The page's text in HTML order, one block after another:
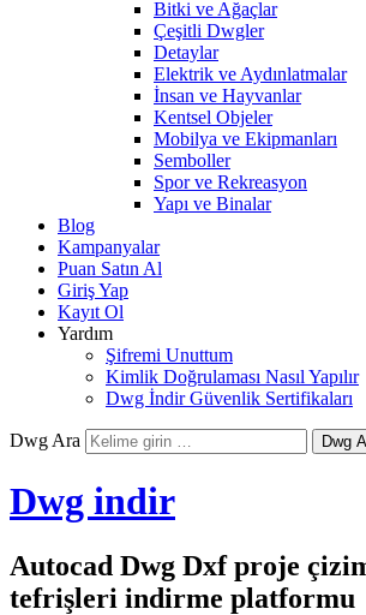
Bitki ve Ağaçlar
Çeşitli Dwgler
Detaylar
Elektrik ve Aydınlatmalar
İnsan ve Hayvanlar
Kentsel Objeler
Mobilya ve Ekipmanları
Semboller
Spor ve Rekreasyon
Yapı ve Binalar
Blog
Kampanyalar
Puan Satın Al
Giriş Yap
Kayıt Ol
Yardım
Şifremi Unuttum
Kimlik Doğrulaması Nasıl Yapılır
Dwg İndir Güvenlik Sertifikaları
Dwg Ara
Dwg indir
Autocad Dwg Dxf proje
tefrişleri indirme platformu